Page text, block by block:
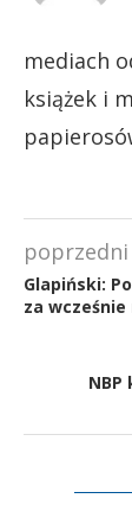
mediach
książek i
Glapiński:
za